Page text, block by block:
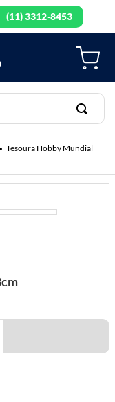
(11) 3312-8453
Tesoura Hobby Mundial